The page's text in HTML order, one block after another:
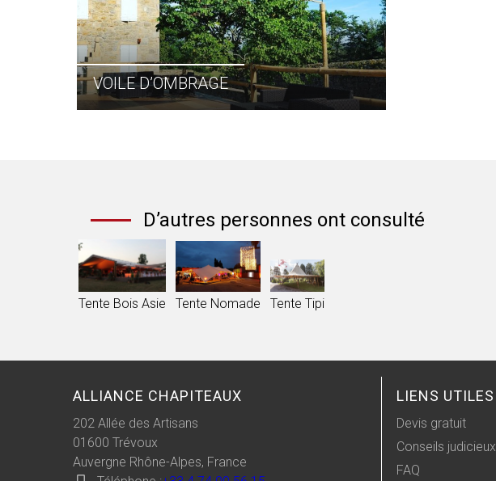
VOILE D’OMBRAGE
D’autres personnes ont consulté
Tente Bois Asie Tente Nomade Tente Tipi
ALLIANCE CHAPITEAUX
202 Allée des Artisans
01600 Trévoux
Auvergne Rhône-Alpes, France
LIENS UTILES
Devis gratuit
Conseils judicieux
FAQ